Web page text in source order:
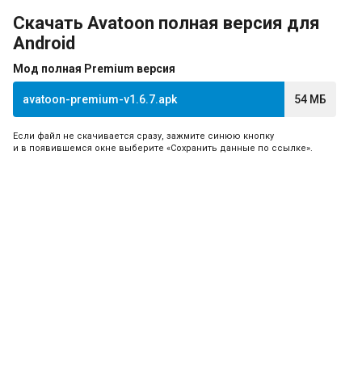
Скачать Avatoon полная версия для
Android
Мод полная Premium версия
avatoon-premium-v1.6.7.apk 54 МБ
Если файл не скачивается сразу, зажмите синюю кнопку
и в появившемся окне выберите «Сохранить данные по ссылке».